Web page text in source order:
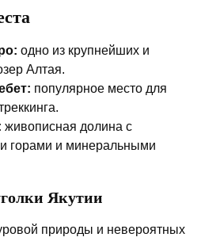
одно из крупнейших и
Алтая.
популярное место для
живописная долина с
горами и минеральными
Якутии
природы и невероятных